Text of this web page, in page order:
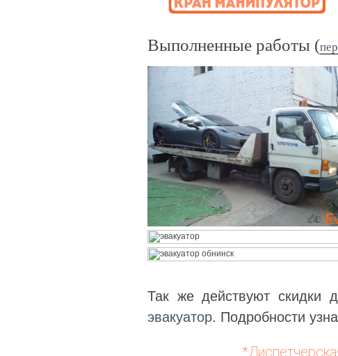
Выполненные работы (
Так же действуют скидки
эвакуатор. Подробности